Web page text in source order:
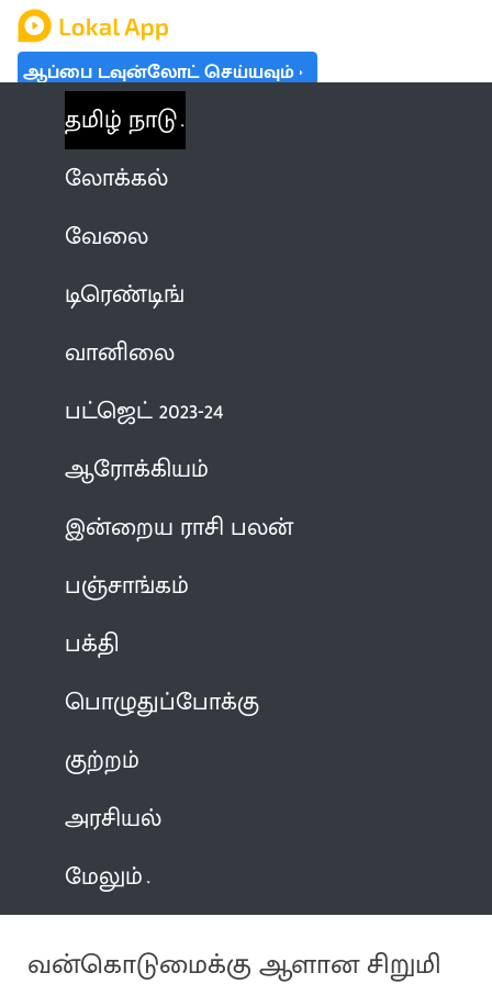
ஆப்பை டவுன்லோட் செய்யவும்
தமிழ் நாடு
லோக்கல்
வேலை
டிரெண்டிங்
வானிலை
பட்ஜெட் 2023-24
ஆரோக்கியம்
இன்றைய ராசி பலன்
பஞ்சாங்கம்
பக்தி
பொழுதுப்போக்கு
குற்றம்
அரசியல்
மேலும்
வன்கொடுமைக்கு ஆளான சிறுமி